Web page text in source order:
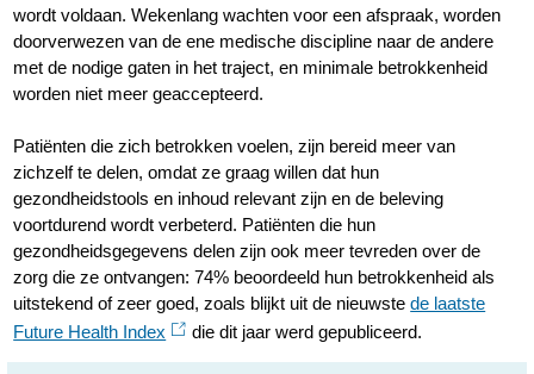
wordt voldaan. Wekenlang wachten voor een afspraak, worden
doorverwezen van de ene medische discipline naar de andere
met de nodige gaten in het traject, en minimale betrokkenheid
worden niet meer geaccepteerd.
Patiënten die zich betrokken voelen, zijn bereid meer van
zichzelf te delen, omdat ze graag willen dat hun
gezondheidstools en inhoud relevant zijn en de beleving
voortdurend wordt verbeterd. Patiënten die hun
gezondheidsgegevens delen zijn ook meer tevreden over de
zorg die ze ontvangen: 74% beoordeeld hun betrokkenheid als
uitstekend of zeer goed, zoals blijkt uit de nieuwstede laatste
Future Health Index
die dit jaar werd gepubliceerd.